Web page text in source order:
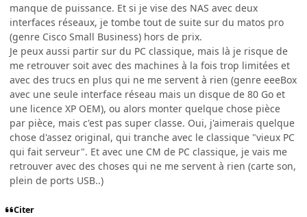
manque de puissance. Et si je vise des NAS avec deux
interfaces réseaux, je tombe tout de suite sur du matos pro
(genre Cisco Small Business) hors de prix.
Je peux aussi partir sur du PC classique, mais là je risque de
me retrouver soit avec des machines à la fois trop limitées et
avec des trucs en plus qui ne me servent à rien (genre eeeBox
avec une seule interface réseau mais un disque de 80 Go et
une licence XP OEM), ou alors monter quelque chose pièce
par pièce, mais c'est pas super classe. Oui, j'aimerais quelque
chose d'assez original, qui tranche avec le classique "vieux PC
qui fait serveur". Et avec une CM de PC classique, je vais me
retrouver avec des choses qui ne me servent à rien (carte son,
plein de ports USB..)
Citer